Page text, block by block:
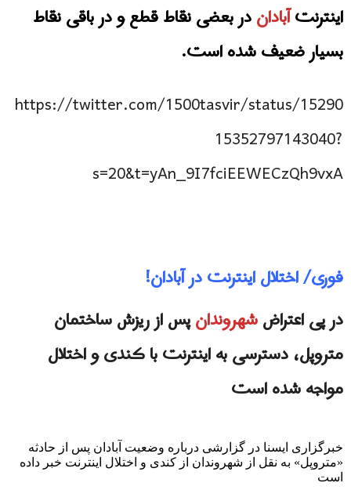
اینترنتآباداندر بعضی نقاط قطع و در باقی نقاط
بسیار ضعیف شده است.
https://twitter.com/1500tasvir/status/15290
15352797143040?
s=20&t=yAn_9I7fciEEWECzQh9vxA
فوری/ اختلال اینترنت در آبادان!
در پی اعتراضشهروندانپس از ریزش ساختمان
متروپل، دسترسی به اینترنت با کندی و اختلال
مواجه شده است
خبرگزاری ایسنا در گزارشی درباره وضعیت آبادان پس از حادثه
«متروپل» به نقل از شهروندان از کندی و اختلال اینترنت خبر داده
است